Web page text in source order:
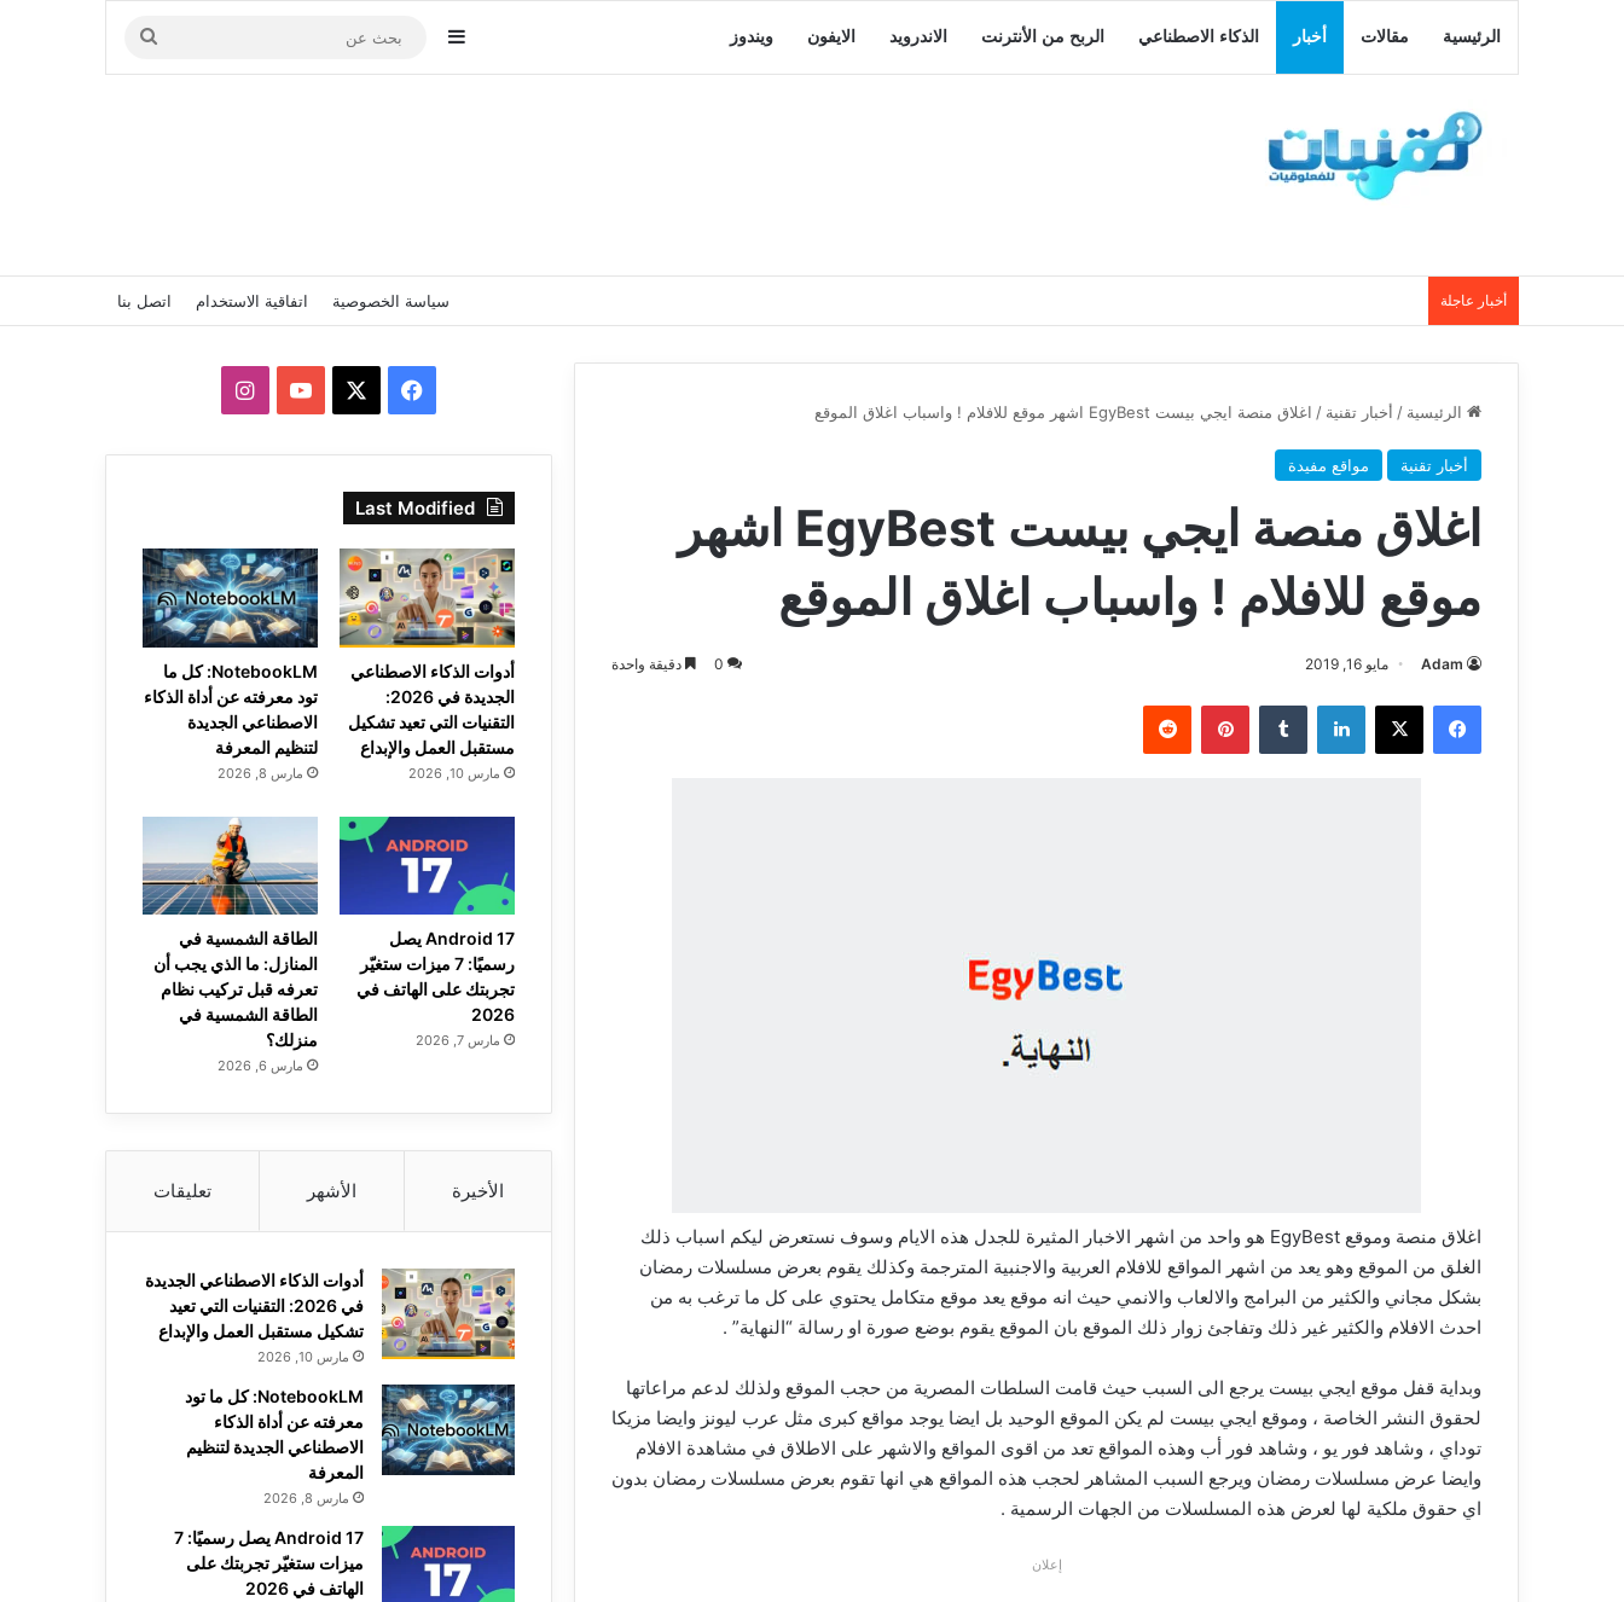
الرئيسية مقالات أخبار الذكاء الاصطناعي الربح من الأنترنت الاندرويد الايفون ويندوز إضافة عمود جانبي
بحث
عن
أخبار عاجلة سياسة الخصوصية اتفاقية الاستخدام اتصل بنا
الرئيسية / أخبار تقنية / اغلاق منصة ايجي بيست EgyBest اشهر موقع للافلام ! واسباب اغلاق الموقع
أخبار تقنية مواقع مفيدة
اغلاق منصة ايجي بيست EgyBest اشهر
موقع للافلام ! واسباب اغلاق الموقع
Adam مايو 16, 2019 0 دقيقة واحدة
فيسبوك ‫X لينكدإن بينتيريست
اغلاق منصة وموقع EgyBest هو واحد من اشهر الاخبار المثيرة للجدل هذه الايام وسوف نستعرض ليكم اسباب ذلك
الغلق من الموقع وهو يعد من اشهر المواقع للافلام العربية والاجنبية المترجمة وكذلك يقوم بعرض مسلسلات رمضان
بشكل مجاني والكثير من البرامج والالعاب والانمي حيث انه موقع يعد موقع متكامل يحتوي على كل ما ترغب به من
احدث الافلام والكثير غير ذلك وتفاجئ زوار ذلك الموقع بان الموقع يقوم بوضع صورة او رسالة “النهاية” .
وبداية قفل موقع ايجي بيست يرجع الى السبب حيث قامت السلطات المصرية من حجب الموقع ولذلك لدعم مراعاتها
لحقوق النشر الخاصة ، وموقع ايجي بيست لم يكن الموقع الوحيد بل ايضا يوجد مواقع كبرى مثل عرب ليونز وايضا مزيكا
توداي ، وشاهد فور يو ، وشاهد فور أب وهذه المواقع تعد من اقوى المواقع والاشهر على الاطلاق في مشاهدة الافلام
وايضا عرض مسلسلات رمضان ويرجع السبب المشاهر لحجب هذه المواقع هي انها تقوم بعرض مسلسلات رمضان بدون
اي حقوق ملكية لها لعرض هذه المسلسلات من الجهات الرسمية .
إعلان
فيسبوك ‫YouTubeانستقرام
Last Modified
أدوات الذكاء الاصطناعي
الجديدة في 2026:
التقنيات التي تعيد تشكيل
مستقبل العمل والإبداع
مارس 10, 2026
NotebookLM: كل ما
تود معرفته عن أداة الذكاء
الاصطناعي الجديدة
لتنظيم المعرفة
مارس 8, 2026
Android 17 يصل
رسميًا: 7 ميزات ستغيّر
تجربتك على الهاتف في
2026
مارس 7, 2026
الطاقة الشمسية في
المنازل: ما الذي يجب أن
تعرفه قبل تركيب نظام
الطاقة الشمسية في
منزلك؟
مارس 6, 2026
الأخيرة الأشهر تعليقات
أدوات الذكاء الاصطناعي الجديدة
في 2026: التقنيات التي تعيد
تشكيل مستقبل العمل والإبداع
مارس 10, 2026
NotebookLM: كل ما تود
معرفته عن أداة الذكاء
الاصطناعي الجديدة لتنظيم
المعرفة
مارس 8, 2026
Android 17 يصل رسميًا: 7
ميزات ستغيّر تجربتك على
الهاتف في 2026